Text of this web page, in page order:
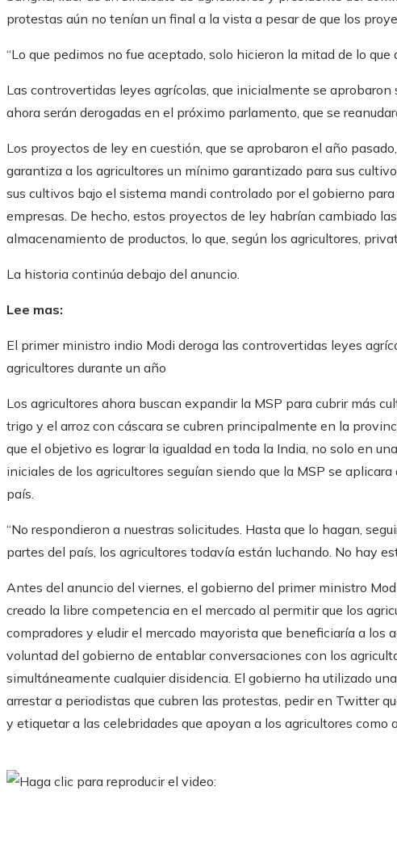
protestas aún no tenían un final a la vista a pesar de que los
“Lo que pedimos no fue aceptado, solo hicieron la mitad de lo que
Las controvertidas leyes agrícolas, que inicialmente se
ahora serán derogadas en el próximo parlamento, que se
Los proyectos de ley en cuestión, que se aprobaron el año
garantiza a los agricultores un mínimo garantizado para sus
sus cultivos bajo el sistema mandi controlado por el gobierno
empresas. De hecho, estos proyectos de ley habrían cambiado
almacenamiento de productos, lo que, según los agricultores,
La historia continúa debajo del anuncio.
Lee mas:
El primer ministro indio Modi deroga las controvertidas leyes
agricultores durante un año
Los agricultores ahora buscan expandir la MSP para cubrir más
trigo y el arroz con cáscara se cubren principalmente en la
que el objetivo es lograr la igualdad en toda la India, no solo en
iniciales de los agricultores seguían siendo que la MSP se
país.
“No respondieron a nuestras solicitudes. Hasta que lo hagan,
partes del país, los agricultores todavía están luchando. No hay
Antes del anuncio del viernes, el gobierno del primer ministro
creado la libre competencia en el mercado al permitir que los
compradores y eludir el mercado mayorista que beneficiaría a los
voluntad del gobierno de entablar conversaciones con los
simultáneamente cualquier disidencia. El gobierno ha utilizado
arrestar a periodistas que cubren las protestas, pedir en Twitter
y etiquetar a las celebridades que apoyan a los agricultores como